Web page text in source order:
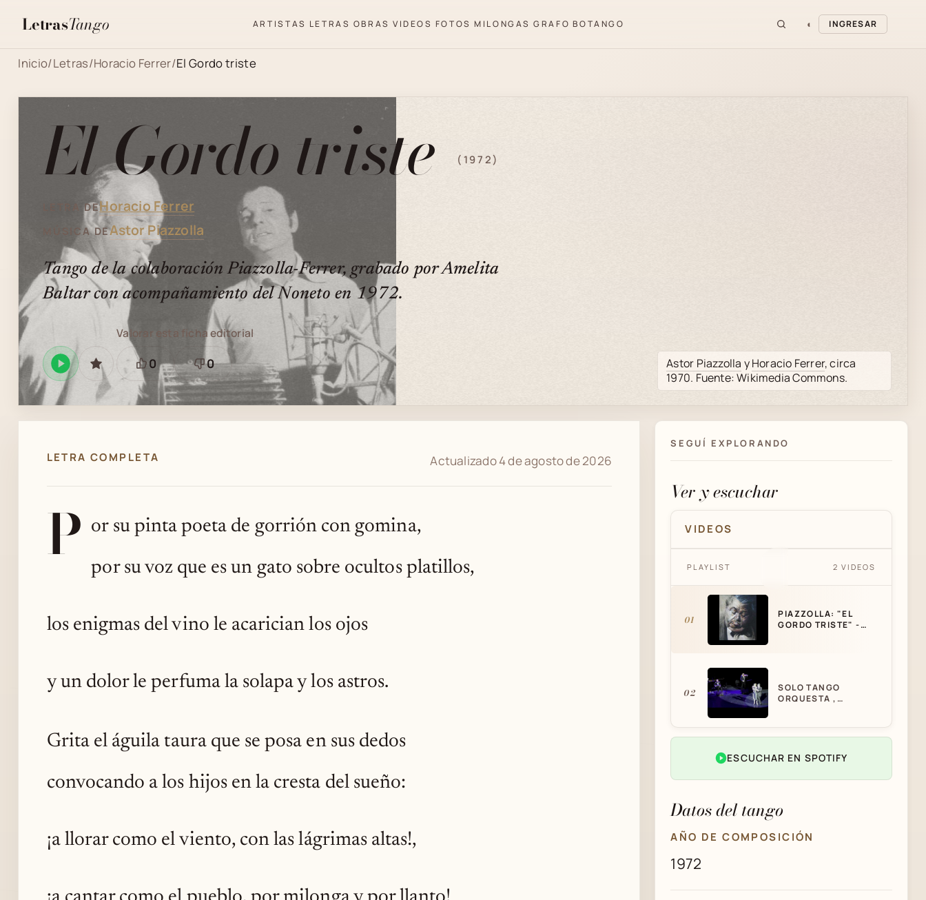
LetrasTango ARTISTAS LETRAS OBRAS VIDEOS FOTOS MILONGAS GRAFO BOTANGO ◐ INGRESAR
Inicio/Letras/Horacio Ferrer/El Gordo triste
El Gordo triste (1972)
LETRA DEHoracio Ferrer
MÚSICA DEAstor Piazzolla
Tango de la colaboración Piazzolla-Ferrer, grabado por Amelita
Baltar con acompañamiento del Noneto en 1972.
Reproducir
en
Spotify
GUARDAR
Valorar esta ficha editorial
Está
bien
0
Necesita
revisión
0 Astor Piazzolla yHoracio Ferrer, circa
1970. Fuente: Wikimedia Commons.
LETRA COMPLETA Actualizado 4 de agosto de 2026
P or su pinta poeta de gorrión con gomina,
por su voz que es un gato sobre ocultos platillos,
los enigmas del vino le acarician los ojos
y un dolor le perfuma la solapa y los astros.
Grita el águila taura que se posa en sus dedos
convocando a los hijos en la cresta del sueño:
¡a llorar como el viento, con las lágrimas altas!,
SEGUÍ EXPLORANDO
Ver y escuchar
VIDEOS
TRISTE" - ROBERTO
PLAYLIST 2 VIDEOS
01
PIAZZOLLA: "EL
GORDO TRISTE" -
02
SOLO TANGO
ORQUESTA ,
GORDO TRISTE"
ESCUCHAR EN SPOTIFY
Datos del tango
AÑO DE COMPOSICIÓN
1972